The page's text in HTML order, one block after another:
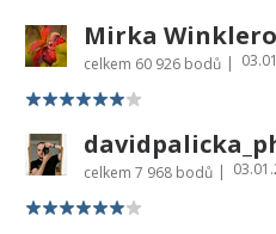
Mirka
celkem 60 926 bodů |
celkem 7 968 bodů |